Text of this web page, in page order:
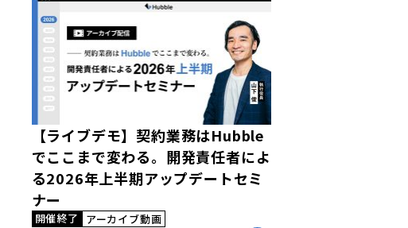
【ライブデモ】契約業務はHubble
でここまで変わる。開発責任者によ
る2026年上半期アップデートセミ
ナー
開催終了
アーカイブ動画